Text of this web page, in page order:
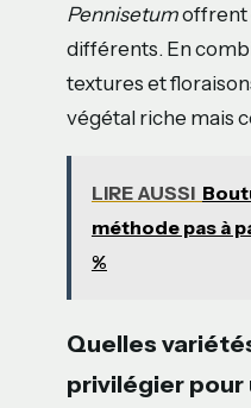
Pennisetumoffrent
différents. En
textures et
végétal riche mais
LIRE AUSSI
méthode pas à
%
Quelles
privilégier pour